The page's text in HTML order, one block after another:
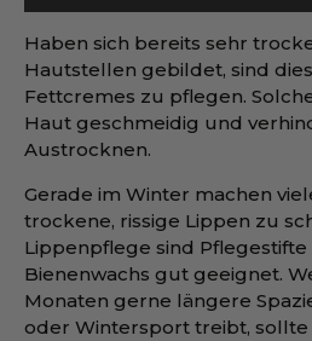
Haben sich bereits sehr
Hautstellen gebildet, sind
Fettcremes zu pflegen.
Haut geschmeidig und
Austrocknen.
Gerade im Winter machen
trockene, rissige Lippen zu
Lippenpflege sind
Bienenwachs gut geeignet.
Monaten gerne längere
oder Wintersport treibt, sollte